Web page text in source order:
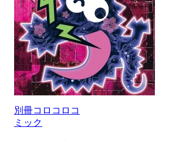
別冊コロコロコ
ミック